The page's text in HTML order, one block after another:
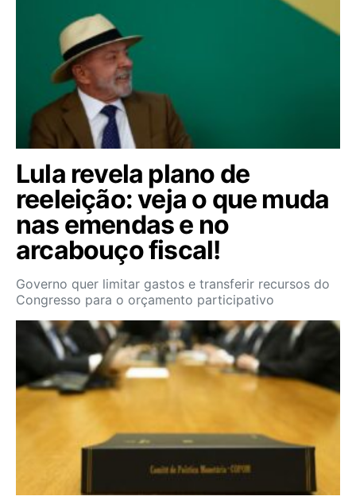
Lula revela plano de
reeleição: veja o que muda
nas emendas e no
arcabouço fiscal!
Governo quer limitar gastos e transferir recursos do
Congresso para o orçamento participativo